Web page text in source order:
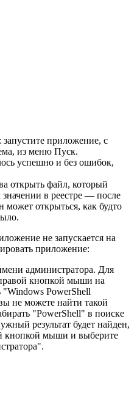
приложение, с
из меню Пуск.
успешно и без ошибок,
открыть файл, который
в реестре — после
может открыться, как будто
не запускается на
приложение:
администратора. Для
кнопкой мыши на
PowerShell
не можете найти такой
"PowerShell" в поиске
результат будет найден,
кнопкой мыши и выберите